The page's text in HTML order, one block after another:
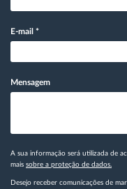
E-mail *
Mensagem
A sua informação será utilizada de
mais sobre a proteção de dados.
Desejo receber comunicações de